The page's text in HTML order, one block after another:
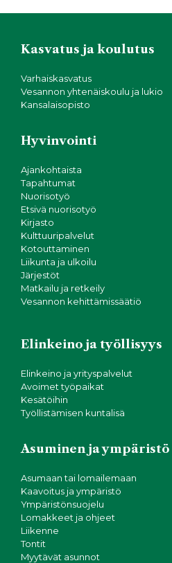
Kasvatus ja koulutus
Varhaiskasvatus
Vesannon yhtenäiskoulu ja lukio
Kansalaisopisto
Hyvinvointi
Ajankohtaista
Tapahtumat
Nuorisotyö
Etsivä nuorisotyö
Kirjasto
Kulttuuripalvelut
Kotouttaminen
Liikunta ja ulkoilu
Järjestöt
Matkailu ja retkeily
Vesannon kehittämissäätiö
Elinkeino ja työllisyys
Elinkeino ja yrityspalvelut
Avoimet työpaikat
Kesätöihin
Työllistämisen kuntalisä
Asuminen ja ympäristö
Asumaan tai lomailemaan
Kaavoitus ja ympäristö
Ympäristönsuojelu
Lomakkeet ja ohjeet
Liikenne
Tontit
Myytävät asunnot